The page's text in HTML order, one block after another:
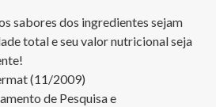
sabores dos ingredientes sejam
total e seu valor nutricional seja
(11/2009)
de Pesquisa e